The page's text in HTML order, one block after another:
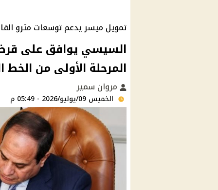
تمويل ميسر يدعم توسعات مترو
المرحلة الأولى من الخط
مروان سمير
الخميس 09/يوليو/2026 - 05:49 م